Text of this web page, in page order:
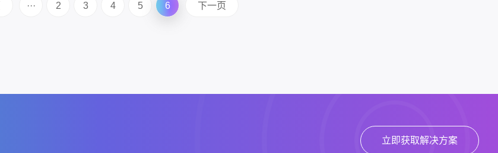
··· 2 3 4 5 6 下一页
立即获取解决方案